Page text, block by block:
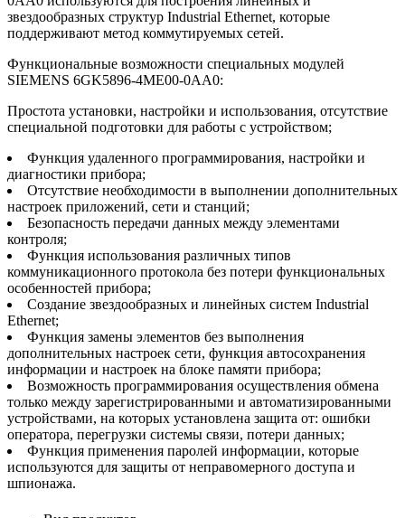
звездообразных структур Industrial Ethernet, которые
поддерживают метод коммутируемых сетей.
Функциональные возможности специальных модулей
SIEMENS 6GK5896-4ME00-0AA0:
Простота установки, настройки и использования, отсутствие
специальной подготовки для работы с устройством;
Функция удаленного программирования, настройки и
диагностики прибора;
Отсутствие необходимости в выполнении дополнительных
настроек приложений, сети и станций;
Безопасность передачи данных между элементами
контроля;
Функция использования различных типов
коммуникационного протокола без потери функциональных
особенностей прибора;
Создание звездообразных и линейных систем Industrial
Ethernet;
Функция замены элементов без выполнения
дополнительных настроек сети, функция автосохранения
информации и настроек на блоке памяти прибора;
Возможность программирования осуществления обмена
только между зарегистрированными и автоматизированными
устройствами, на которых установлена защита от: ошибки
оператора, перегрузки системы связи, потери данных;
Функция применения паролей информации, которые
используются для защиты от неправомерного доступа и
шпионажа.